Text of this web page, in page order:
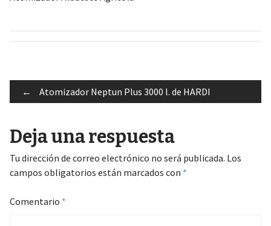
Post
navigation
← Atomizador Neptun Plus 3000 l. de HARDI
Deja una respuesta
Tu dirección de correo electrónico no será publicada. Los
campos obligatorios están marcados con *
Comentario *